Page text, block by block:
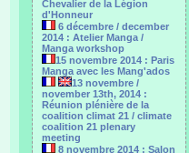
Chevalier de la Légion
d'Honneur
6 décembre / december
2014 : Atelier Manga /
Manga workshop
15 novembre 2014 : Paris
Manga avec les Mang'ados
13 novembre /
november 13th, 2014 :
Réunion plénière de la
coalition climat 21 / climate
coalition 21 plenary
meeting
8 novembre 2014 : Salon